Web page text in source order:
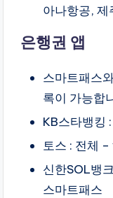
아나항공,
은행권 앱
스마트패스
록이 가능합
KB스타뱅킹
토스 : 전체
신한SOL뱅
스마트패스